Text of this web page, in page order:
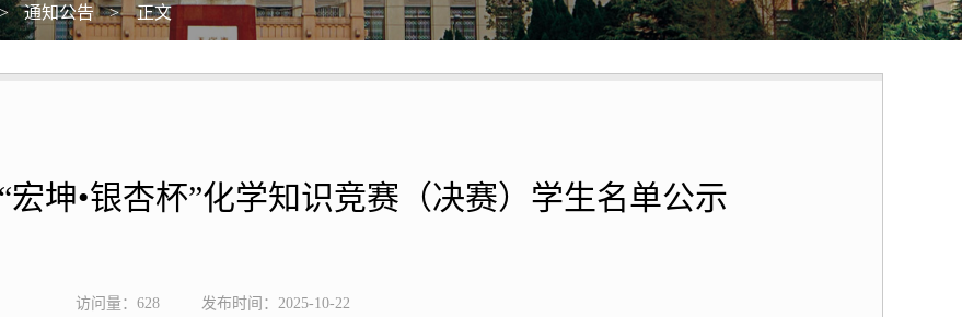
> 通知公告 > 正文
宏坤•银杏杯”化学知识竞赛（决赛）学生名单公示
访问量： 628 发布时间：2025-10-22